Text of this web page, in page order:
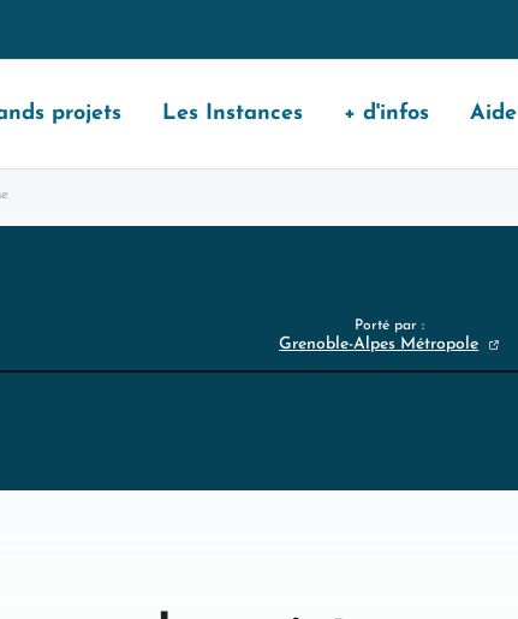
projets Les Instances + d'infos Aide
Porté par :
Grenoble-Alpes Métropole